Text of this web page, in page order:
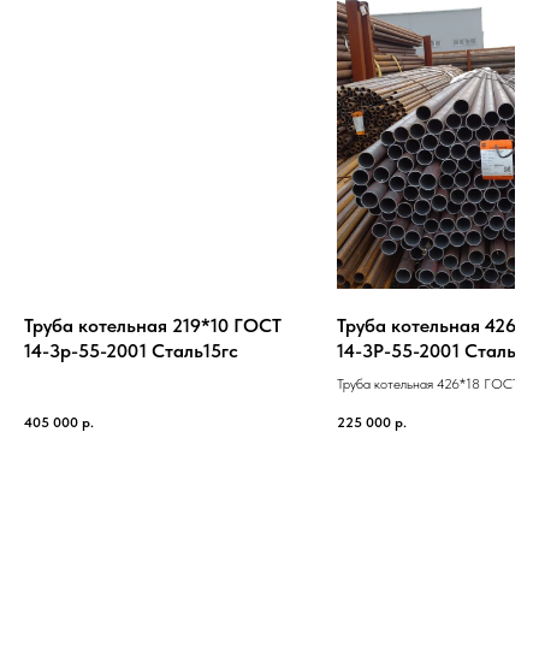
Труба котельная 219*10 ГОСТ
14-3р-55-2001 Cталь15гс
405 000 р.
Труба котельная
14-3Р-55-2001 Cталь20
Труба котельная 426*18 ГОСТ
225 000 р.